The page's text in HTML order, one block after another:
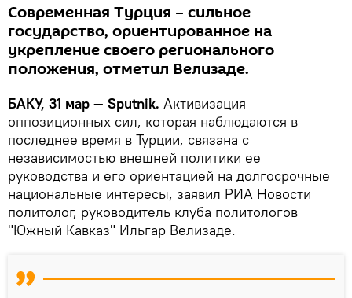
Современная Турция – сильное
государство, ориентированное на
укрепление своего регионального
положения, отметил Велизаде.
БАКУ, 31 мар — Sputnik. Активизация
оппозиционных сил, которая наблюдаются в
последнее время в Турции, связана с
независимостью внешней политики ее
руководства и его ориентацией на долгосрочные
национальные интересы, заявил РИА Новости
политолог, руководитель клуба политологов
"Южный Кавказ" Ильгар Велизаде.